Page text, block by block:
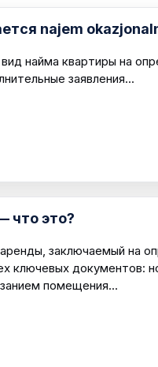
najem
найма квартиры на
заявления...
что это?
заключаемый на
ключевых документов:
помещения...